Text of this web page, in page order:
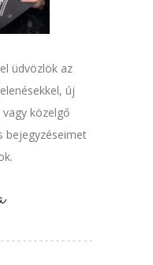
üdvözlök az
új
közelgő
bejegyzéseimet